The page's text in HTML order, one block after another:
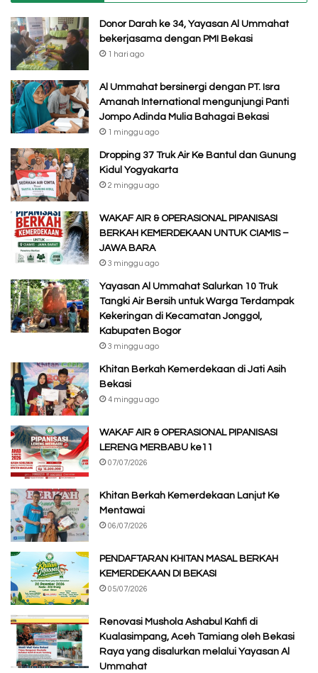
Donor Darah ke 34, Yayasan Al Ummahat
bekerjasama dengan PMI Bekasi
1 hari ago
Al Ummahat bersinergi dengan PT. Isra
Amanah International mengunjungi Panti
Jompo Adinda Mulia Bahagai Bekasi
1 minggu ago
Dropping 37 Truk Air Ke Bantul dan Gunung
Kidul Yogyakarta
2 minggu ago
WAKAF AIR & OPERASIONAL PIPANISASI
BERKAH KEMERDEKAAN UNTUK CIAMIS –
JAWA BARA
3 minggu ago
Yayasan Al Ummahat Salurkan 10 Truk
Tangki Air Bersih untuk Warga Terdampak
Kekeringan di Kecamatan Jonggol,
Kabupaten Bogor
3 minggu ago
Khitan Berkah Kemerdekaan di Jati Asih
Bekasi
4 minggu ago
WAKAF AIR & OPERASIONAL PIPANISASI
LERENG MERBABU ke11
07/07/2026
Khitan Berkah Kemerdekaan Lanjut Ke
Mentawai
06/07/2026
PENDAFTARAN KHITAN MASAL BERKAH
KEMERDEKAAN DI BEKASI
05/07/2026
Renovasi Mushola Ashabul Kahfi di
Kualasimpang, Aceh Tamiang oleh Bekasi
Raya yang disalurkan melalui Yayasan Al
Ummahat